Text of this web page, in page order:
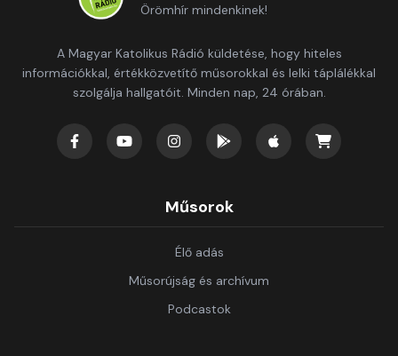
Örömhír mindenkinek!
A Magyar Katolikus Rádió küldetése, hogy hiteles
információkkal, értékközvetítő műsorokkal és lelki táplálékkal
szolgálja hallgatóit. Minden nap, 24 órában.
Műsorok
Élő adás
Műsorújság és archívum
Podcastok